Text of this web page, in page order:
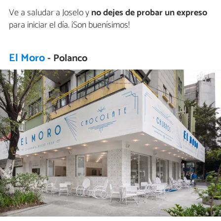
Ve a saludar a Joselo yno dejes de probar un expreso
para iniciar el día. ¡Son buenísimos!
El Moro- Polanco